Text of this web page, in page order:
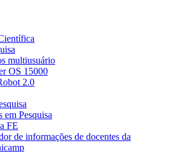
multiusuário
OS 15000
2.0
em Pesquisa
FE
de informações de docentes da